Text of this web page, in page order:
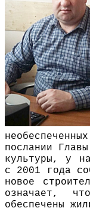
послании
культуры, у
с 2001 года
новое
означает,
обеспечены